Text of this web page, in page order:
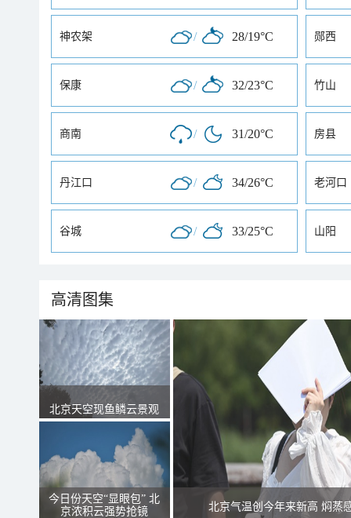
神农架 / 28/19°C 郧西
保康 / 32/23°C 竹山
商南 / 31/20°C 房县
丹江口 / 34/26°C 老河口
谷城 / 33/25°C 山阳
高清图集
北京天空现鱼鳞云景观
今日份天空“显眼包” 北
京浓积云强势抢镜
北京气温创今年来新高 焖蒸